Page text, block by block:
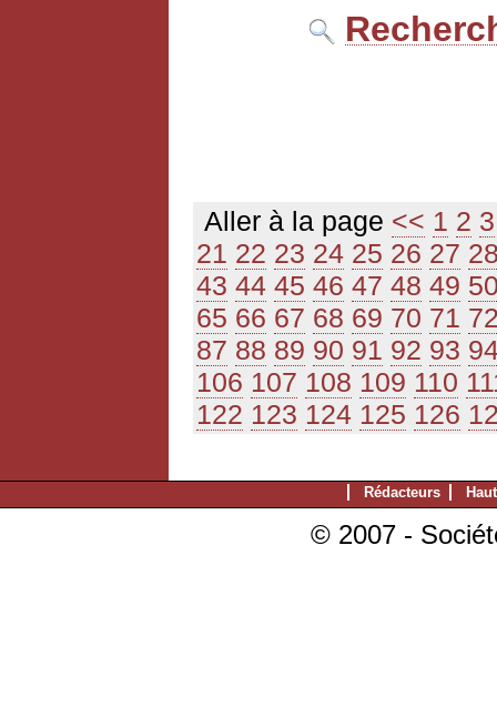
Aller à la page << 1 2 3
21 22 23 24 25 26 27
43 44 45 46 47 48 49
65 66 67 68 69 70 71
87 88 89 90 91 92 93
106 107 108 109 110
122 123 124 125 126
Rédacteurs
© 2007 -